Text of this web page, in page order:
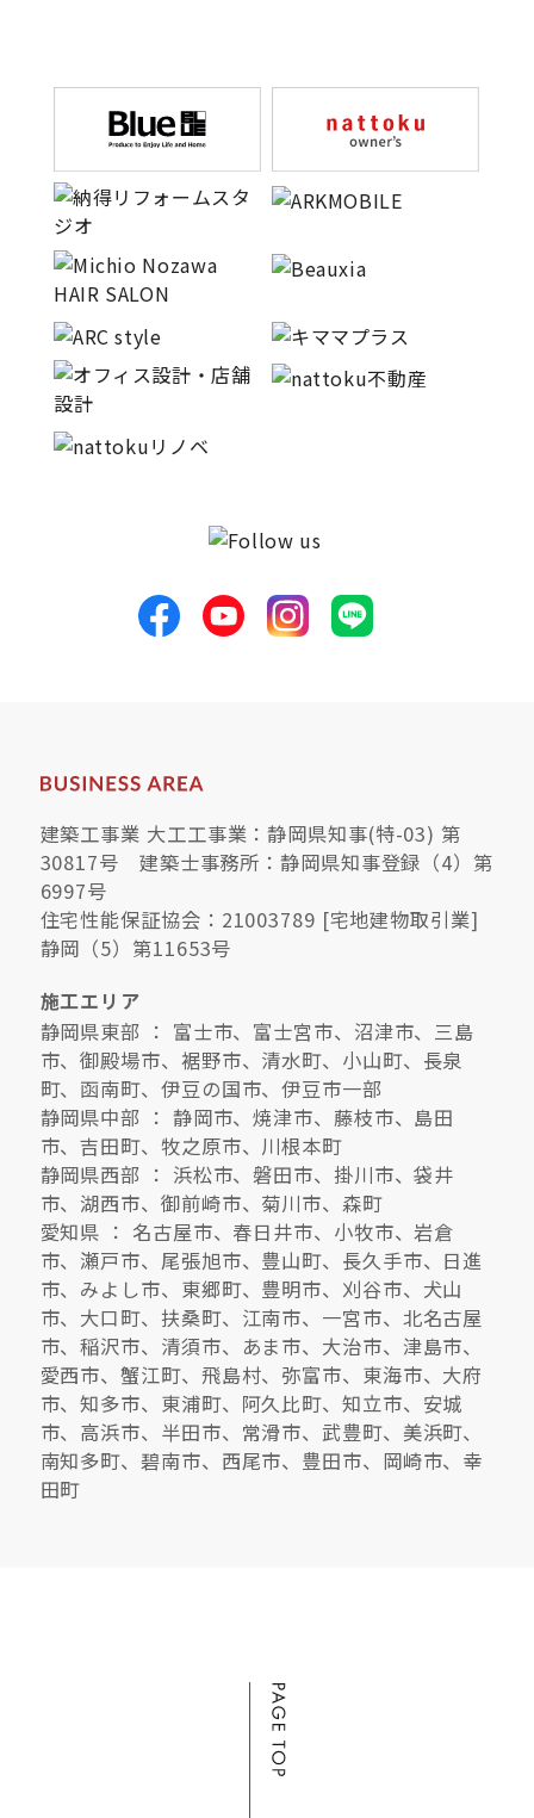
建築工事業 大工工事業：静岡県知事(特-03) 第
30817号 建築士事務所：静岡県知事登録（4）第
6997号
住宅性能保証協会：21003789 [宅地建物取引業]
静岡（5）第11653号
施工エリア
静岡県東部 ： 富士市、富士宮市、沼津市、三島
市、御殿場市、裾野市、清水町、小山町、長泉
町、函南町、伊豆の国市、伊豆市一部
静岡県中部 ： 静岡市、焼津市、藤枝市、島田
市、吉田町、牧之原市、川根本町
静岡県西部 ： 浜松市、磐田市、掛川市、袋井
市、湖西市、御前崎市、菊川市、森町
愛知県 ： 名古屋市、春日井市、小牧市、岩倉
市、瀬戸市、尾張旭市、豊山町、長久手市、日進
市、みよし市、東郷町、豊明市、刈谷市、犬山
市、大口町、扶桑町、江南市、一宮市、北名古屋
市、稲沢市、清須市、あま市、大治市、津島市、
愛西市、蟹江町、飛島村、弥富市、東海市、大府
市、知多市、東浦町、阿久比町、知立市、安城
市、高浜市、半田市、常滑市、武豊町、美浜町、
南知多町、碧南市、西尾市、豊田市、岡崎市、幸
田町